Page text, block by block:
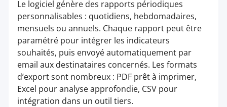
Le logiciel génère des rapports périodiques
personnalisables : quotidiens, hebdomadaires,
mensuels ou annuels. Chaque rapport peut être
paramétré pour intégrer les indicateurs
souhaités, puis envoyé automatiquement par
email aux destinataires concernés. Les formats
d’export sont nombreux : PDF prêt à imprimer,
Excel pour analyse approfondie, CSV pour
intégration dans un outil tiers.